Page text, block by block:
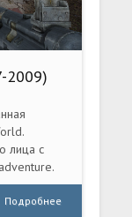
2009)
лица с
Подробнее